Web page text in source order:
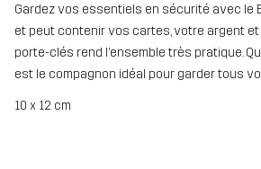
Gardez vos essentiels en sécurité avec le
et peut contenir vos cartes, votre argent
porte-clés rend l’ensemble très pratique.
est le compagnon idéal pour garder tous
10 x 12 cm